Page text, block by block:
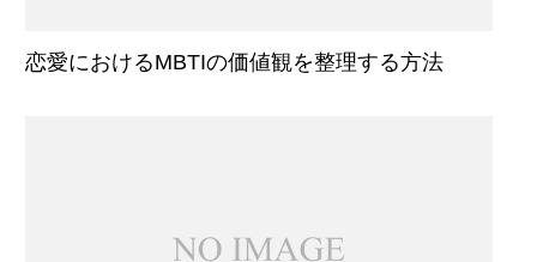
恋愛におけるMBTIの価値観を整理する方法